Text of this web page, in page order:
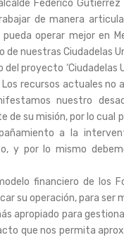
Federico
de manera
operar mejor en
nuestras Ciudadelas
proyecto
recursos actuales
nuestro
de su misión, por lo
a la
y por lo mismo
financiero de los
su operación, para ser
apropiado para
que nos permita